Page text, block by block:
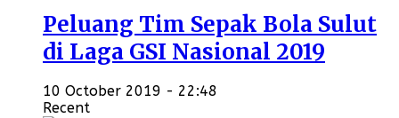
Peluang Tim Sepak Bola Sulut
di Laga GSI Nasional 2019
10 October 2019 - 22:48
Recent